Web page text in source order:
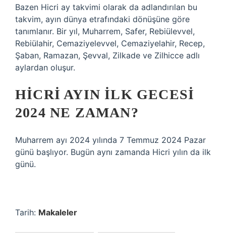
Bazen Hicri ay takvimi olarak da adlandırılan bu
takvim, ayın dünya etrafındaki dönüşüne göre
tanımlanır. Bir yıl, Muharrem, Safer, Rebiülevvel,
Rebiülahir, Cemaziyelevvel, Cemaziyelahir, Recep,
Şaban, Ramazan, Şevval, Zilkade ve Zilhicce adlı
aylardan oluşur.
HICRI AYIN ILK GECESI
2024 NE ZAMAN?
Muharrem ayı 2024 yılında 7 Temmuz 2024 Pazar
günü başlıyor. Bugün aynı zamanda Hicri yılın da ilk
günü.
Tarih: Makaleler